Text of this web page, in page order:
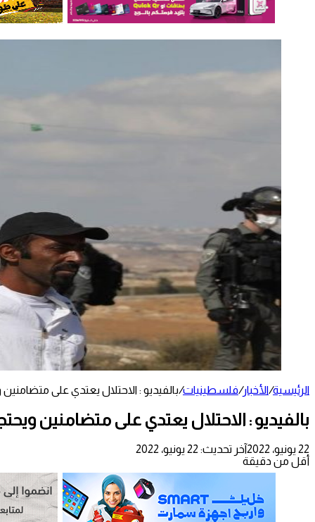
الرئيسية/الأخبار/فلسطينيات/بالفيديو : الاحتلال يعتدي على
بالفيديو : الاحتلال يعتدي على متضامنين
22 يونيو، 2022
آخر تحديث: 22 يونيو، 2022
أقل من دقيقة